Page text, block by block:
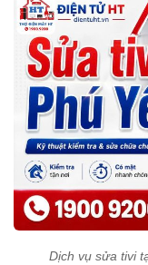
Dịch vụ sửa tivi